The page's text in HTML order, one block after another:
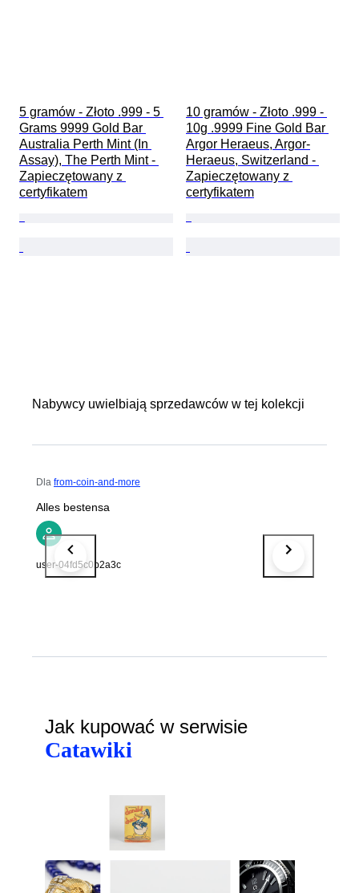
5 gramów - Złoto .999 - 5
Grams 9999 Gold Bar
Australia Perth Mint (In
Assay), The Perth Mint -
Zapieczętowany z
certyfikatem
10 gramów - Złoto .999 -
10g .9999 Fine Gold Bar
Argor Heraeus, Argor-
Heraeus, Switzerland -
Zapieczętowany z
certyfikatem
Nabywcy uwielbiają sprzedawców w tej kolekcji
Dla from-coin-and-more
Alles bestensa
user-04fd5c0b2a3c
Jak kupować w serwisie
Catawiki